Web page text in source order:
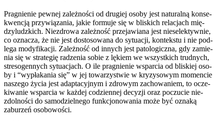
Pragnienie pew­nej zależ­no­ści od dru­giej oso­by jest natu­ral­ną kon­se­
kwen­cją przy­wią­za­nia, jakie for­mu­je się w bli­skich rela­cjach mię­
dzy­ludz­kich. Niezdrowa zależ­ność prze­ja­wia­na jest nie­se­lek­tyw­nie,
co ozna­cza, że nie jest dosto­so­wa­na do sytu­acji, kon­tek­stu i nie pod­
le­ga mody­fi­ka­cji. Zależność od innych jest pato­lo­gicz­na, gdy zamie­
nia się w stra­te­gię radze­nia sobie z lękiem we wszyst­kich trud­nych,
stre­so­gen­nych sytu­acjach. O ile pra­gnie­nie wspar­cia od bli­skiej oso­
by i “wypła­ka­nia się” w jej towa­rzy­stwie w kry­zy­so­wym momen­cie
nasze­go życia jest adap­ta­cyj­nym i zdro­wym zacho­wa­niem, to ocze­
ki­wa­nie wspar­cia w każ­dej codzien­nej decy­zji oraz poczu­cie nie­
zdol­no­ści do samo­dziel­ne­go funk­cjo­no­wa­nia może być ozna­ką
zabu­rzeń osobowości.